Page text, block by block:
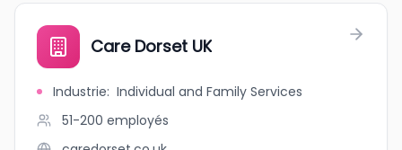
Care Dorset UK
Industrie: Individual and Family Services
51-200 employés